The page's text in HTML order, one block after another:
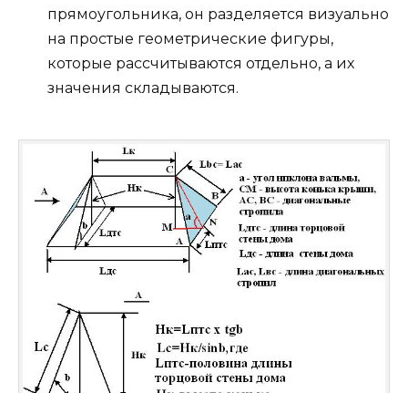
прямоугольника, он разделяется визуально
на простые геометрические фигуры,
которые рассчитываются отдельно, а их
значения складываются.